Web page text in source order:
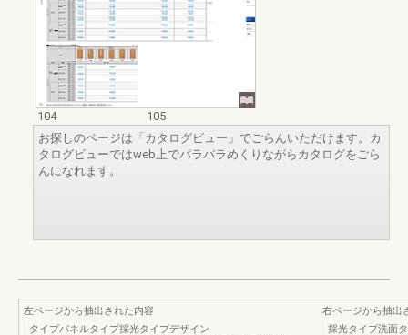
104
105
お探しのページは「カタログビュー」でごらんいただけます。カ
タログビューではweb上でパラパラめくりながらカタログをごら
んになれます。
左ページから抽出された内容
タイプパネルタイプ採光タイプデザイン
右ページから抽出
採光タイプ洗面